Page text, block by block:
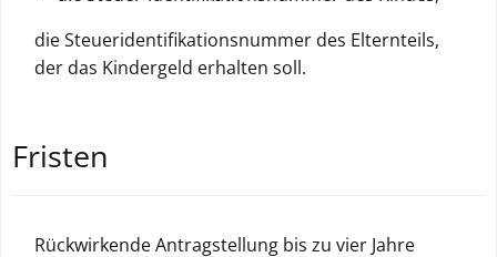
die Steueridentifikationsnummer des Elternteils,
der das Kindergeld erhalten soll.
Fristen
Rückwirkende Antragstellung bis zu vier Jahre